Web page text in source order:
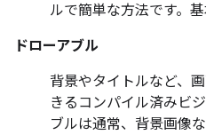
ルで簡単な方法です。
ドローアブル
背景やタイトルなど、
きるコンパイル済みビ
ブルは通常、背景画像